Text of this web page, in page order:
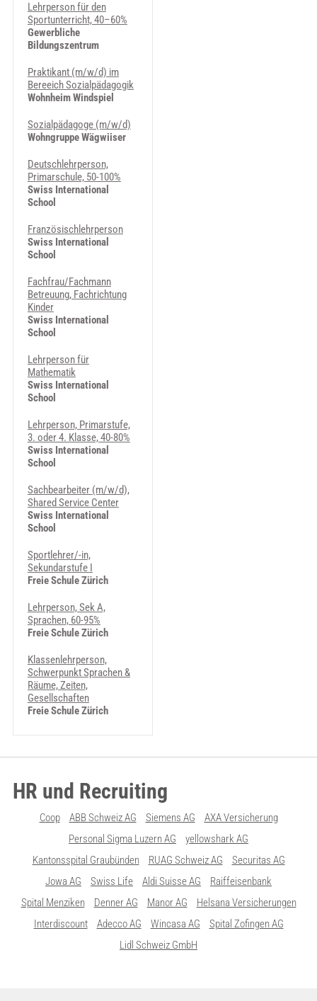
Lehrperson für den
Sportunterricht, 40–60%
Gewerbliche
Bildungszentrum
Praktikant (m/w/d) im
Bereeich Sozialpädagogik
Wohnheim Windspiel
Sozialpädagoge (m/w/d)
Wohngruppe Wägwiiser
Deutschlehrperson,
Primarschule, 50-100%
Swiss International
School
Französischlehrperson
Swiss International
School
Fachfrau/Fachmann
Betreuung, Fachrichtung
Kinder
Swiss International
School
Lehrperson für
Mathematik
Swiss International
School
Lehrperson, Primarstufe,
3. oder 4. Klasse, 40-80%
Swiss International
School
Sachbearbeiter (m/w/d),
Shared Service Center
Swiss International
School
Sportlehrer/-in,
Sekundarstufe I
Freie Schule Zürich
Lehrperson, Sek A,
Sprachen, 60-95%
Freie Schule Zürich
Klassenlehrperson,
Schwerpunkt Sprachen &
Räume, Zeiten,
Gesellschaften
Freie Schule Zürich
HR und Recruiting
Coop ABB Schweiz AG Siemens AG
AXA Versicherung
Personal Sigma Luzern AG
yellowshark AG
Kantonsspital Graubünden
RUAG Schweiz AG
Securitas AG
Jowa AG
Swiss Life Aldi Suisse AG
Raiffeisenbank
Spital Menziken
Denner AG Manor AG
Helsana Versicherungen
Interdiscount
Adecco AG Wincasa AG
Spital Zofingen AG
Lidl Schweiz GmbH